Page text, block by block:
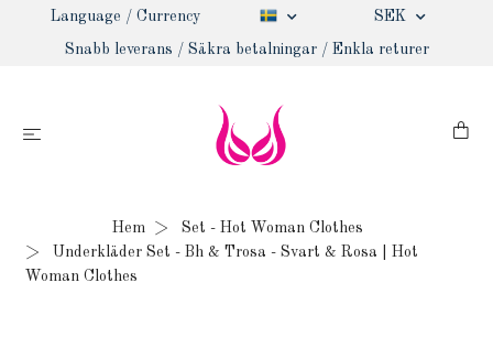
Language / Currency SEK
Snabb leverans / Säkra betalningar / Enkla returer
Hem
Set - Hot Woman Clothes
Underkläder Set - Bh & Trosa - Svart & Rosa | Hot
Woman Clothes